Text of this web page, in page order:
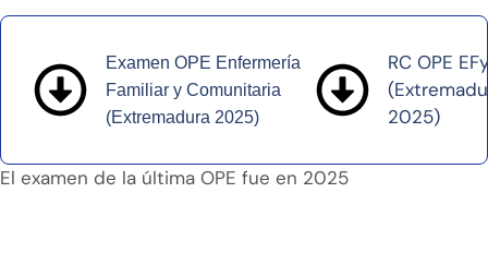
Examen OPE Enfermería
Familiar y Comunitaria
(Extremadura 2025)
RC OPE
2025)
El examen de la última OPE fue en 2025